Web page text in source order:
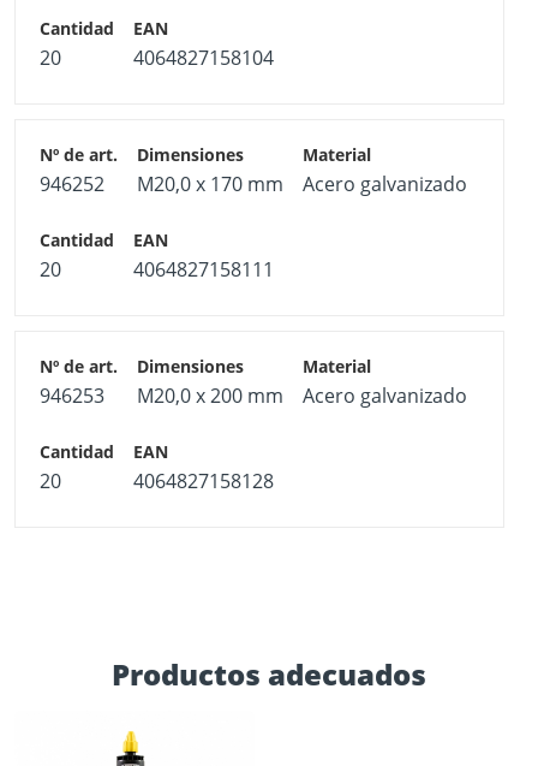
20 4064827158104
946252 M20,0 x 170 mm Acero galvanizado
20 4064827158111
946253 M20,0 x 200 mm Acero galvanizado
20 4064827158128
Productos adecuados